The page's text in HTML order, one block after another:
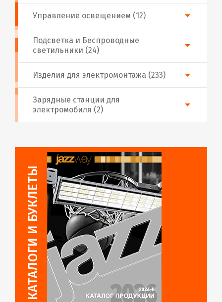
Подсветка и Беспроводные
светильники (24)
Изделия для электромонтажа (233)
Управление освещением (12)
Зарядные станции для
электромобиля (2)